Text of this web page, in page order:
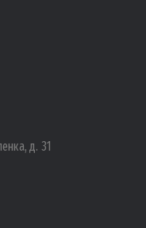
д. 31